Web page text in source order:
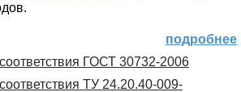
подробнее
ГОСТ 30732-2006
ТУ 24.20.40-009-